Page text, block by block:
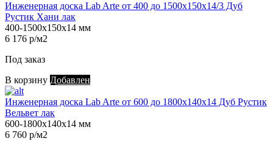
Инженерная доска Lab Arte от 400 до 1500х150х14/3 Дуб
Рустик Хани лак
400-1500х150х14 мм
6 176 р/м2
Под заказ
В корзину Добавлен
Инженерная доска Lab Arte от 600 до 1800х140х14 Дуб Рустик
Вельвет лак
600-1800х140х14 мм
6 760 р/м2